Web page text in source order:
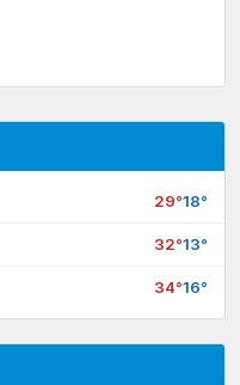
29°18°
32°13°
34°16°